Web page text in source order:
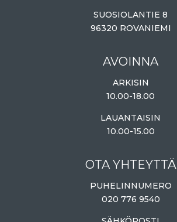
SUOSIOLANTIE 8
96320 ROVANIEMI
AVOINNA
ARKISIN
10.00-18.00
LAUANTAISIN
10.00-15.00
OTA YHTEYTTÄ
PUHELINNUMERO
020 776 9540